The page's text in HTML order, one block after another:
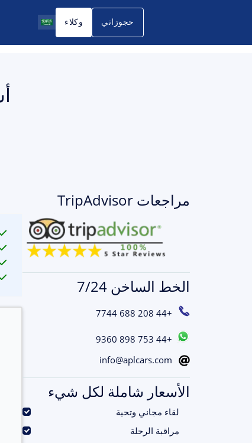
وكلاء حجوزاتي
مراجعات TripAdvisor
الخط الساخن 7/24
+44 208 688 7744
+44 753 898 9360
info@aplcars.com
الأسعار شاملة لكل شيء
لقاء مجاني وتحية
مراقبة الرحلة